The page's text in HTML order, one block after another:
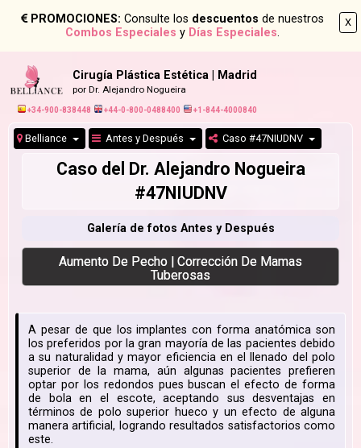
X
PROMOCIONES: Consulte los descuentos de nuestros
Combos Especiales y Días Especiales.
Cirugía Plástica Estética | Madrid
por Dr. Alejandro Nogueira
+34-900-838448 +44-0-800-0488400 +1-844-4000840
Belliance Antes y Después Caso #47NIUDNV
Caso del Dr. Alejandro Nogueira
#47NIUDNV
Galería de fotos Antes y Después
Aumento De Pecho | Corrección De Mamas
Tuberosas
A pesar de que los implantes con forma anatómica son
los preferidos por la gran mayoría de las pacientes debido
a su naturalidad y mayor eficiencia en el llenado del polo
superior de la mama, aún algunas pacientes prefieren
optar por los redondos pues buscan el efecto de forma
de bola en el escote, aceptando sus desventajas en
términos de polo superior hueco y un efecto de alguna
manera artificial, logrando resultados satisfactorios como
este.